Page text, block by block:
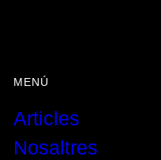
MENÚ
Articles
Nosaltres